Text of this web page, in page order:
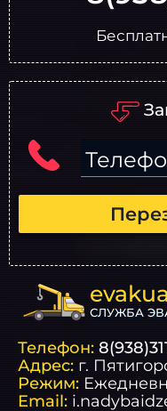
СЛУЖБА
Телефон:
Адрес: г.
Режим:
Email: